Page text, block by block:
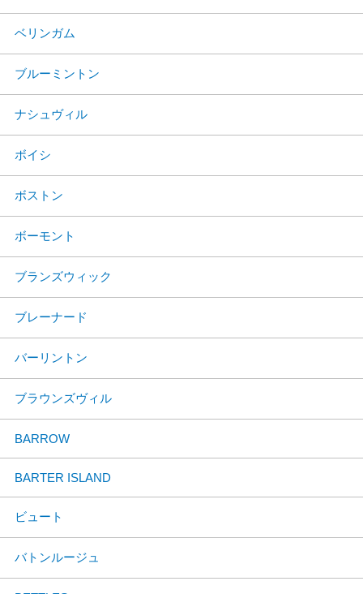
ベリンガム
ブルーミントン
ナシュヴィル
ボイシ
ボストン
ボーモント
ブランズウィック
ブレーナード
バーリントン
ブラウンズヴィル
BARROW
BARTER ISLAND
ビュート
バトンルージュ